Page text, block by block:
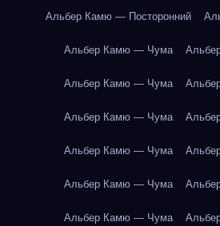
Альбер Камю — Посторонний
Альбер Камю — Чума
Альбер Камю — Чума
Альбер Камю — Чума
Альбер Камю — Чума
Альбер Камю — Чума
Альбер Камю — Чума